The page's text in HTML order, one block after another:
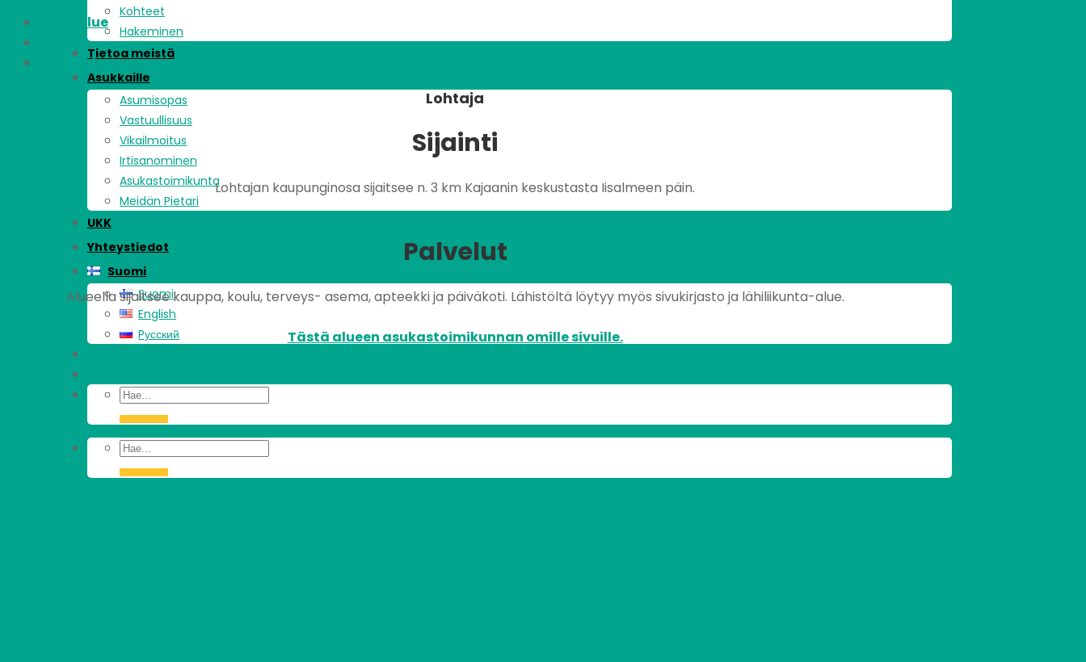
Kohteet
Hakeminen
Tietoa meistä
Asukkaille
Asumisopas
Vastuullisuus
Vikailmoitus
Irtisanominen
Asukastoimikunta
Meidän Pietari
UKK
Yhteystiedot
Suomi
Suomi
English
Pусский
Asuinalue
Asunnot
Lohtaja
Sijainti
Lohtajan kaupunginosa sijaitsee n. 3 km Kajaanin keskustasta Iisalmeen päin.
Palvelut
Alueella sijaitsee kauppa, koulu, terveys- asema, apteekki ja päiväkoti. Lähistöltä löytyy myös sivukirjasto ja lähiliikunta-alue.
Tästä alueen asukastoimikunnan omille sivuille.